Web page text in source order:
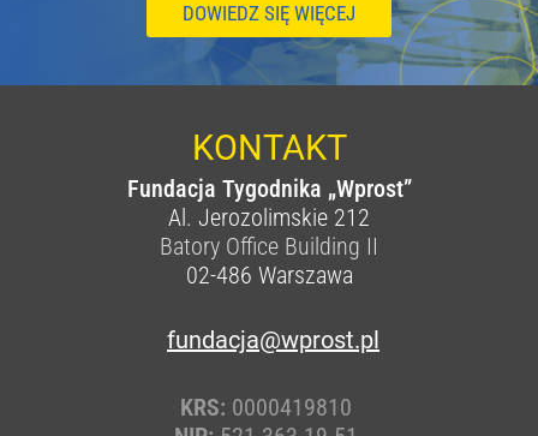
DOWIEDZ SIĘ WIĘCEJ
KONTAKT
Fundacja Tygodnika „Wprost”
Al. Jerozolimskie 212
Batory Office Building II
02-486 Warszawa
fundacja@wprost.pl
KRS: 0000419810